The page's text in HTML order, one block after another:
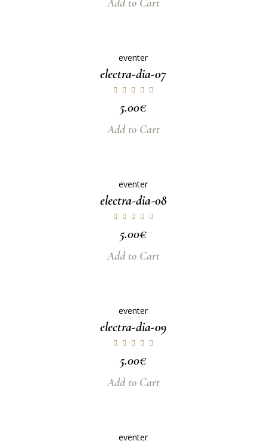
Add to Cart
eventer
electra-dia-07
5.00€
Add to Cart
eventer
electra-dia-08
5.00€
Add to Cart
eventer
electra-dia-09
5.00€
Add to Cart
eventer